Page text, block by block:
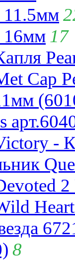
11.5мм
16мм 17
Cap
-
8